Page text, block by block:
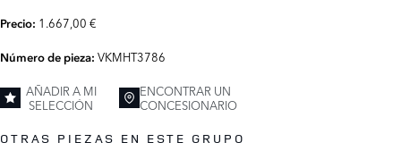
Precio: 1.667,00 €
Número de pieza: VKMHT3786
AÑADIR A MI
SELECCIÓN
ENCONTRAR UN
CONCESIONARIO
OTRAS PIEZAS EN ESTE GRUPO